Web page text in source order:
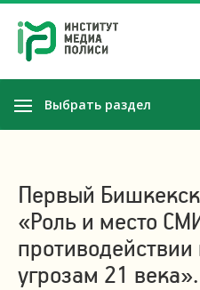
Выбрать раздел
Первый
«Роль и место
угрозам 21 века».